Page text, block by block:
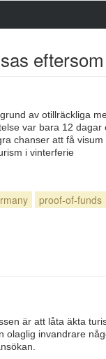
av otillräckliga
var bara 12
chanser att få
i vinterferie
proof-of-funds
är att låta äkta
olaglig invandrare